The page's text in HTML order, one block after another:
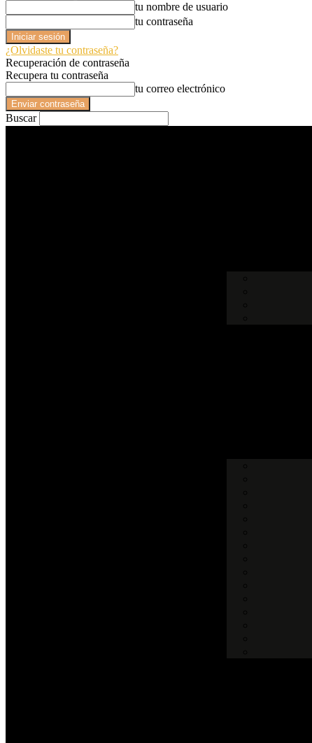
tu nombre de usuario
tu contraseña
¿Olvidaste tu contraseña?
Recuperación de contraseña
Recupera tu contraseña
tu correo electrónico
Buscar